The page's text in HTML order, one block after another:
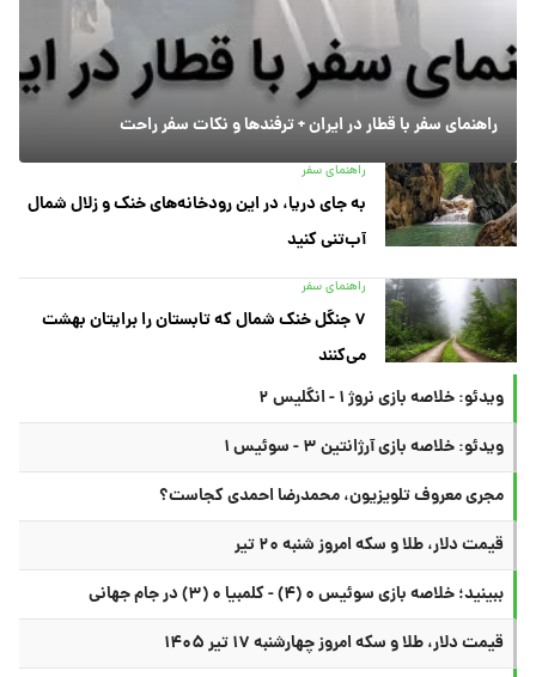
راهنمای سفر با قطار در ایران + ترفندها و نکات سفر راحت
راهنمای سفر
به جای دریا، در این رودخانه‌های خنک و زلال شمال
آب‌تنی کنید
راهنمای سفر
۷ جنگل خنک شمال که تابستان را برایتان بهشت
می‌کنند
ویدئو: خلاصه بازی نروژ ۱ - انگلیس ۲
ویدئو: خلاصه بازی آرژانتین ۳ - سوئیس ۱
مجری معروف تلویزیون، محمدرضا احمدی کجاست؟
قیمت دلار، طلا و سکه امروز شنبه ۲۰ تیر
ببینید؛ خلاصه بازی سوئیس ۰ (۴) - کلمبیا ۰ (۳) در جام جهانی
قیمت دلار، طلا و سکه امروز چهارشنبه ۱۷ تیر ۱۴۰۵